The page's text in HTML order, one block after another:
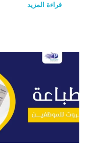
قراءة المزيد